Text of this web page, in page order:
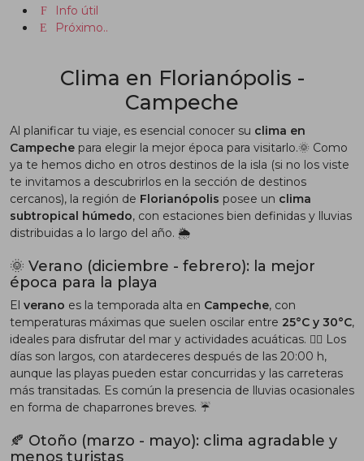
Info útil
Próximo..
Clima en Florianópolis -
Campeche
Al planificar tu viaje, es esencial conocer su clima en
Campeche para elegir la mejor época para visitarlo.🌞 Como
ya te hemos dicho en otros destinos de la isla (si no los viste
te invitamos a descubrirlos en la sección de destinos
cercanos), la región de Florianópolis posee un clima
subtropical húmedo, con estaciones bien definidas y lluvias
distribuidas a lo largo del año. 🌦️
🌞 Verano (diciembre - febrero): la mejor
época para la playa
El verano es la temporada alta en Campeche, con
temperaturas máximas que suelen oscilar entre 25°C y 30°C,
ideales para disfrutar del mar y actividades acuáticas. 🏄‍♂️ Los
días son largos, con atardeceres después de las 20:00 h,
aunque las playas pueden estar concurridas y las carreteras
más transitadas. Es común la presencia de lluvias ocasionales
en forma de chaparrones breves. ☔
🍂 Otoño (marzo - mayo): clima agradable y
menos turistas